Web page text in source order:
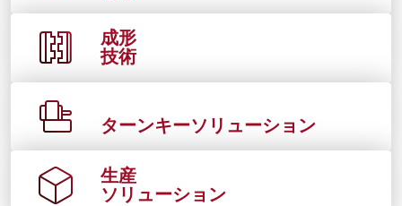
成形
技術
ターンキーソリューション
生産
ソリューション